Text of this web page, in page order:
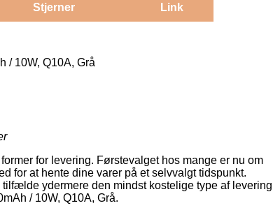
Stjerner Link
/ 10W, Q10A, Grå
for levering. Førstevalget hos mange er nu om
for at hente dine varer på et selvvalgt tidspunkt.
ydermere den mindst kostelige type af levering
/ 10W, Q10A, Grå.